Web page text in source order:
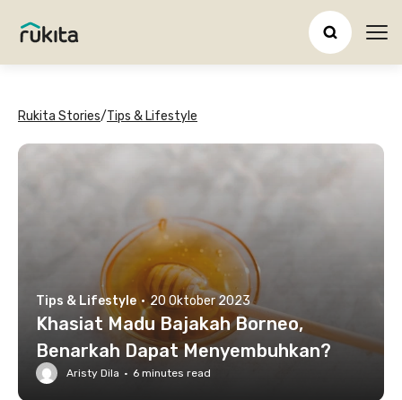
Rukita Stories/Tips & Lifestyle
Tips & Lifestyle · 20 Oktober 2023
Khasiat Madu Bajakah Borneo,
Benarkah Dapat Menyembuhkan?
Aristy Dila · 6 minutes read